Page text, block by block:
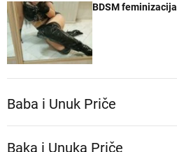
BDSM
Baba i Unuk Priče
Baka i Unuka Pričе